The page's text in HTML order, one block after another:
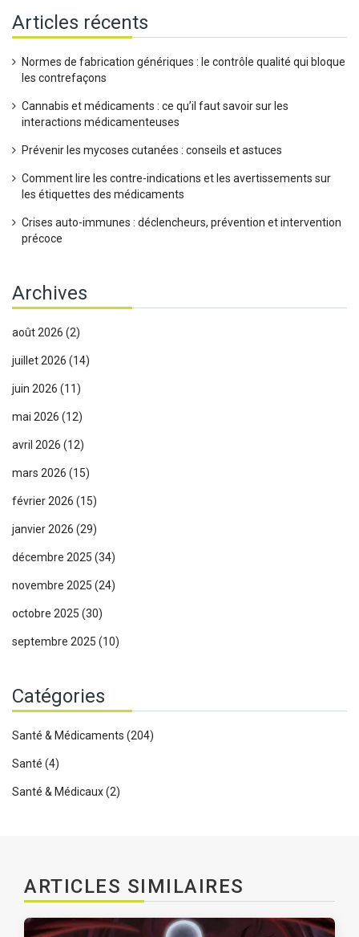
Articles récents
Normes de fabrication génériques : le contrôle qualité qui bloque
les contrefaçons
Cannabis et médicaments : ce qu’il faut savoir sur les
interactions médicamenteuses
Prévenir les mycoses cutanées : conseils et astuces
Comment lire les contre-indications et les avertissements sur
les étiquettes des médicaments
Crises auto-immunes : déclencheurs, prévention et intervention
précoce
Archives
août 2026 (2)
juillet 2026 (14)
juin 2026 (11)
mai 2026 (12)
avril 2026 (12)
mars 2026 (15)
février 2026 (15)
janvier 2026 (29)
décembre 2025 (34)
novembre 2025 (24)
octobre 2025 (30)
septembre 2025 (10)
Catégories
Santé & Médicaments (204)
Santé (4)
Santé & Médicaux(2)
ARTICLES SIMILAIRES